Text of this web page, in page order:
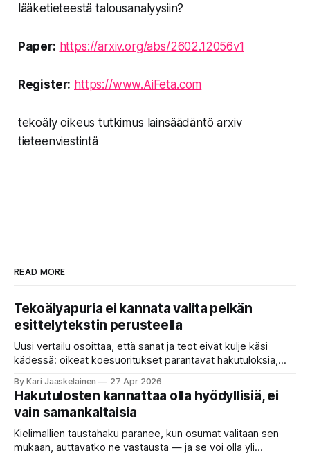
lääketieteestä talousanalyysiin?
Paper: https://arxiv.org/abs/2602.12056v1
Register: https://www.AiFeta.com
tekoäly oikeus tutkimus lainsäädäntö arxiv
tieteenviestintä
READ MORE
Tekoälyapuria ei kannata valita pelkän
esittelytekstin perusteella
Uusi vertailu osoittaa, että sanat ja teot eivät kulje käsi
kädessä: oikeat koesuoritukset parantavat hakutuloksia,
etsimässä verkosta apuria, joka hoitaisi puolestasi arjen
askareita: täyttäisi lomakkeen, järjestäisi matkasuunnitelman
tai seulisi pitkän asiakirjakasan ydinkohdat. Vastassa on
valikoima, joka muistuttaa sovelluskauppaa steroideilla.
Jokainen ”tekoälyagentti” lupaa paljon
By Kari Jaaskelainen 27 Apr 2026
Hakutulosten kannattaa olla hyödyllisiä, ei
vain samankaltaisia
Kielimallien taustahaku paranee, kun osumat valitaan sen
mukaan, auttavatko ne vastausta — ja se voi olla yli